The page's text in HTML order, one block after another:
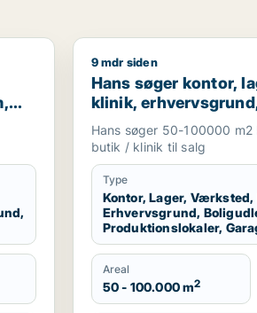
showroom,
Hans søger kontor,
9 mdr siden
Hans søger kontor,
klinik,
produktionslokaler
Region Sjælland
Hans søger 50-100000
butik / klinik til salg
Type
Kontor, Lager,
Erhvervsgrund,
Produktionslokaler,
Areal
50 - 100.000 m2